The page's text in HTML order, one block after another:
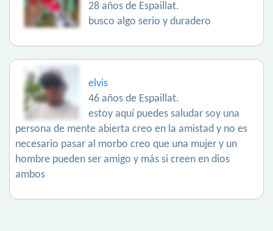
28 años de Espaillat.
busco algo serio y duradero
elvis
46 años de Espaillat.
estoy aquí puedes saludar soy una
persona de mente abierta creo en la amistad y no es
necesario pasar al morbo creo que una mujer y un
hombre pueden ser amigo y más si creen en dios
ambos